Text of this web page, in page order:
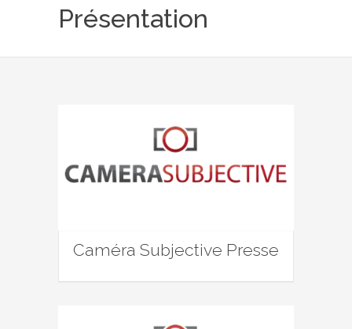
Présentation
Caméra Subjective Presse